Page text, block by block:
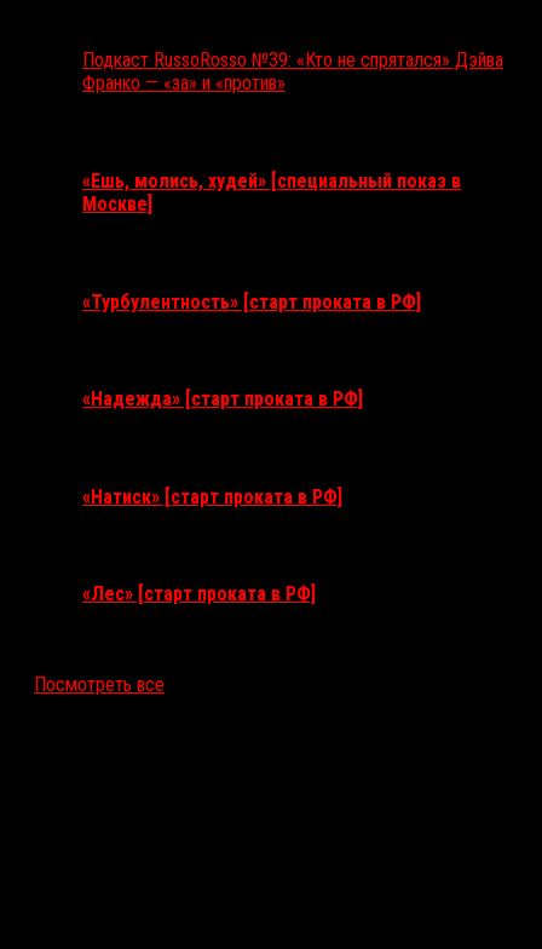
Подкаст RussoRosso №39: «Кто не спрятался» Дэйва
Франко — «за» и «против»
«Ешь, молись, худей» [специальный показ в
Москве]
«Турбулентность» [старт проката в РФ]
«Надежда» [старт проката в РФ]
«Натиск» [старт проката в РФ]
«Лес» [старт проката в РФ]
Посмотреть все